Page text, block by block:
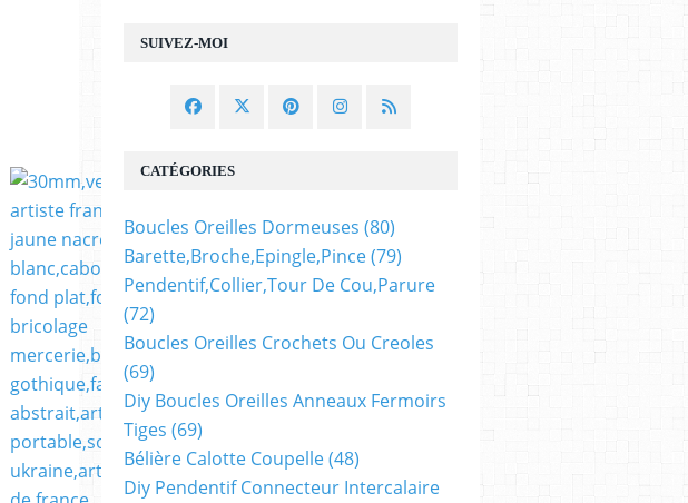
larimar bleue,pierre
fine semi
SUIVEZ-MOI
CATÉGORIES
Boucles Oreilles Dormeuses (80)
Barette,broche,epingle,pince(79)
Pendentif,collier,tour De Cou,parure
(72)
Boucles Oreilles Crochets Ou Creoles
(69)
Diy Boucles Oreilles Anneaux Fermoirs
Tiges (69)
Bélière Calotte Coupelle(48)
Diy Pendentif Connecteur Intercalaire